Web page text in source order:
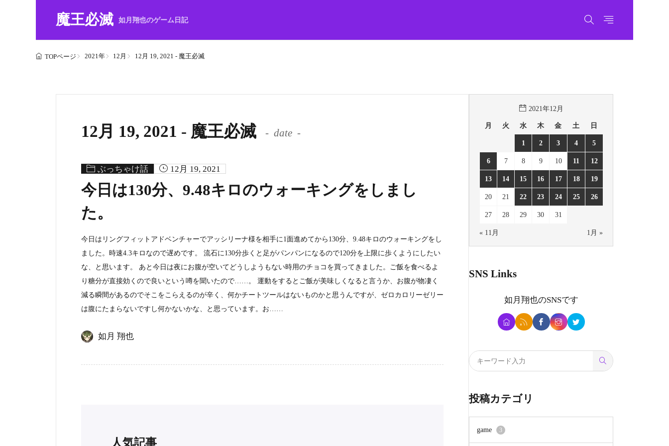
魔王必滅 如月翔也のゲーム日記
TOPページ 2021年 12月 12月 19, 2021 - 魔王必滅
12月 19, 2021 - 魔王必滅 date
ぶっちゃけ話 12月 19, 2021
今日は130分、9.48キロのウォーキングをしまし
た。
今日はリングフィットアドベンチャーでアッシリーナ様を相手に1面進めてから130分、9.48キロのウォーキングをし
ました。時速4.3キロなので遅めです。 流石に130分歩くと足がパンパンになるので120分を上限に歩くようにしたい
な、と思います。 あと今日は夜にお腹が空いてどうしようもない時用のチョコを買ってきました。ご飯を食べるよ
り糖分が直接効くので良いという噂を聞いたので……。 運動をするとご飯が美味しくなると言うか、お腹が物凄く
減る瞬間があるのでそこをこらえるのが辛く、何かチートツールはないものかと思うんですが、ゼロカロリーゼリー
は腹にたまらないですし何かないかな、と思っています。お……
如月 翔也
人気記事
2021年12月
月 火 水 木 金 土 日
1 2 3 4 5
6 7 8 9 10 11 12
13 14 15 16 17 18 19
20 21 22 23 24 25 26
27 28 29 30 31
« 11月 1月 »
SNS Links
如月翔也のSNSです
投稿カテゴリ
game 3